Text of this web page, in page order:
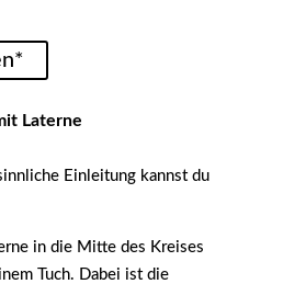
Laterne
Einleitung kannst du
in die Mitte des Kreises
Tuch. Dabei ist die